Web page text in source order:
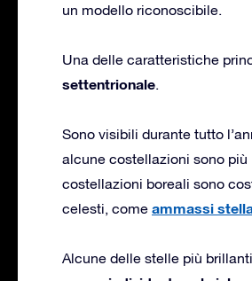
un modello riconoscibile.
Una delle caratteristiche
settentrionale.
Sono visibili durante tutto
alcune costellazioni sono più
costellazioni boreali sono
celesti, come ammassi
Alcune delle stelle più